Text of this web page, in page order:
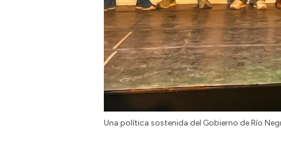
Una política sostenida del Gobierno de Río